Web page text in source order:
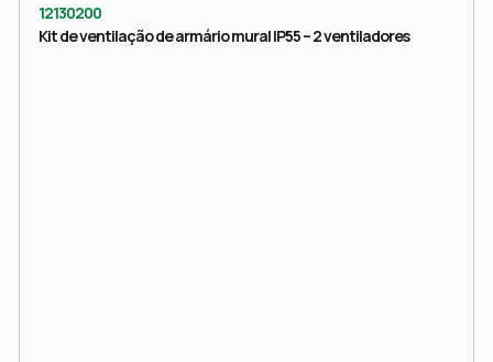
12130200
Kit de ventilação de armário mural IP55 – 2 ventiladores